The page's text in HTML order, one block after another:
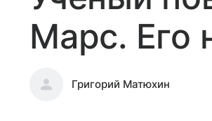
Марс. Его
Григорий Матюхин